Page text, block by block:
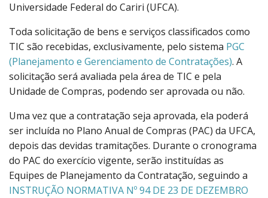
Universidade Federal do Cariri (UFCA).
Toda solicitação de bens e serviços classificados como
TIC são recebidas, exclusivamente, pelo sistema PGC
(Planejamento e Gerenciamento de Contratações). A
solicitação será avaliada pela área de TIC e pela
Unidade de Compras, podendo ser aprovada ou não.
Uma vez que a contratação seja aprovada, ela poderá
ser incluída no Plano Anual de Compras (PAC) da UFCA,
depois das devidas tramitações. Durante o cronograma
do PAC do exercício vigente, serão instituídas as
Equipes de Planejamento da Contratação, seguindo a
INSTRUÇÃO NORMATIVA Nº 94 DE 23 DE DEZEMBRO